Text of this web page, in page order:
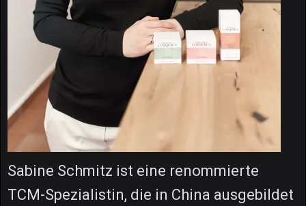
Sabine Schmitz ist eine renommierte
TCM-Spezialistin, die in China ausgebildet